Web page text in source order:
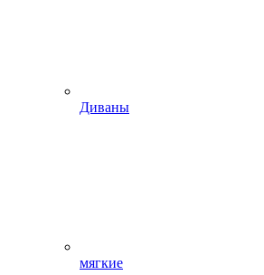
Диваны
мягкие